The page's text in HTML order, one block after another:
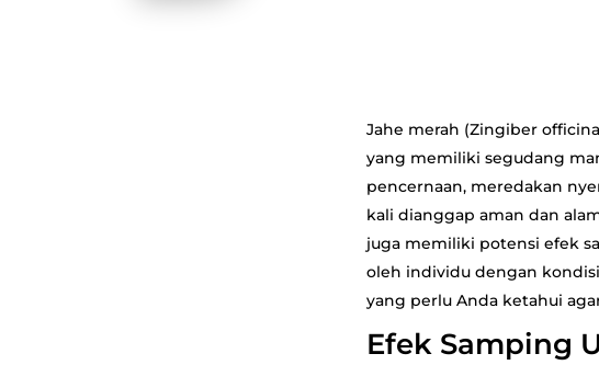
Jahe merah (Zingiber
yang memiliki segudang
pencernaan, meredakan
kali dianggap aman dan
juga memiliki potensi efek
oleh individu dengan
yang perlu Anda ketahui
Efek Samping